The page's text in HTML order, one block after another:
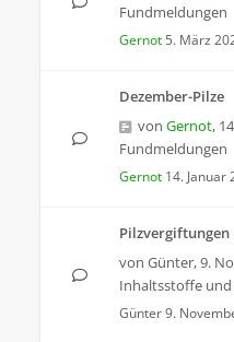
Fundmeldungen
Gernot 5. März
Dezember-Pilze
von Gernot,
Fundmeldungen
Gernot 14. Januar
von Günter,9.
Inhaltsstoffe
Günter9.